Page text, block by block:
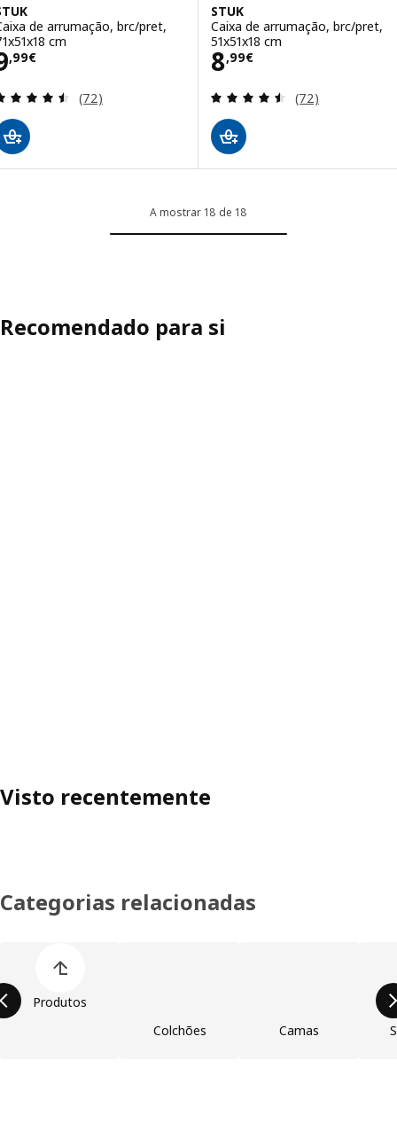
de arrumação, brc/pret,
cm
,99€ 9,99€
Avaliação: 4.5 fora de 5 estrelas. Total de
(72)
STUK
Caixa de arrumação, brc/pret,
51x51x18 cm
8,99€
Preço 8,99€
Avaliação: 4.5
(72)
A mostrar 18 de 18
Recomendado para si
Visto recentemente
Categorias relacionadas
Produtos
Colchões
Camas